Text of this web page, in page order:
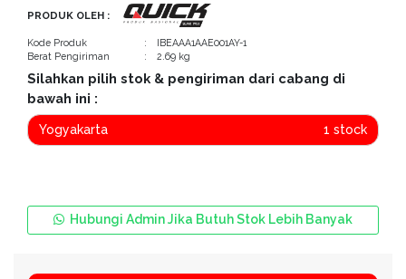
PRODUK OLEH :
Kode Produk
: IBEAAA1AAE001AY-1
Berat Pengiriman
: 2.69 kg
Silahkan pilih stok & pengiriman dari cabang di
bawah ini :
Yogyakarta 1 stock
Hubungi Admin Jika Butuh Stok Lebih Banyak